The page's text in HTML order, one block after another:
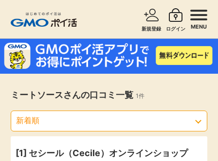
新規登録 ログイン MENU
お知らせ
新着
高還元
サービスで探す ショッピングで探す
旅行・レンタカー
エンタメ
ミートソースさんの口コミ一覧 1件
[1] セシール（Cecile）オンラインショップ